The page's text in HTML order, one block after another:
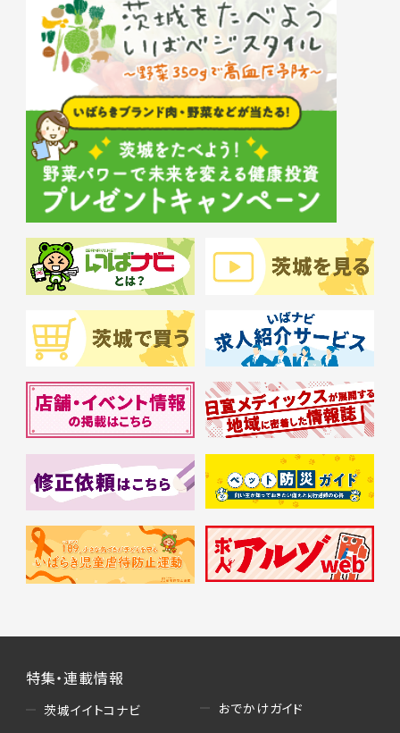
特集・連載情報
茨城イイトコナビ
おでかけガイド